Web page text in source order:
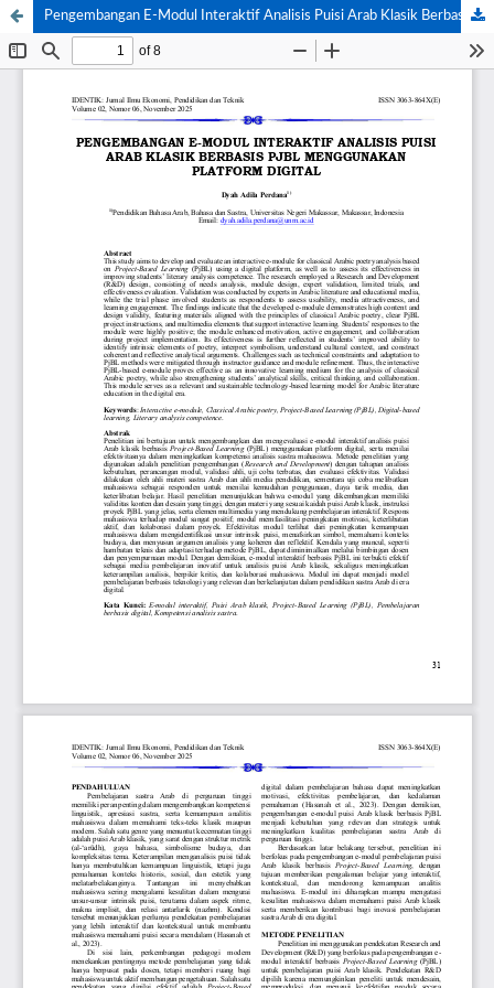
Pengembangan E-Modul Interaktif Analisis Puisi Arab Klasik Berbasis Pjbl Menggunakan Platform Digital